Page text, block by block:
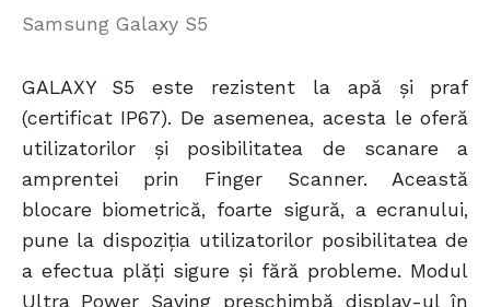
Samsung Galaxy S5
GALAXY S5 este rezistent la apă și praf
(certificat IP67). De asemenea, acesta le oferă
utilizatorilor și posibilitatea de scanare a
amprentei prin Finger Scanner. Această
blocare biometrică, foarte sigură, a ecranului,
pune la dispoziţia utilizatorilor posibilitatea de
a efectua plăți sigure și fără probleme. Modul
Ultra Power Saving preschimbă display-ul în